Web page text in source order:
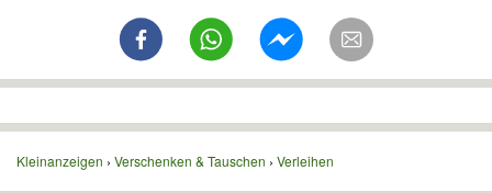
Kleinanzeigen Verschenken & Tauschen Verleihen